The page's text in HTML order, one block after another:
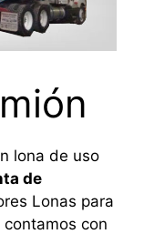
lona de uso
de
Lonas para
con